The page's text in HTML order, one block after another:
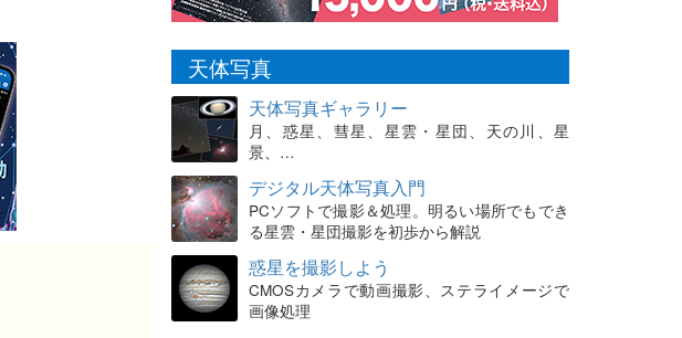
天体写真
天体写真ギャラリー
月、惑星、彗星、星雲・星団、天の川、星
景、…
デジタル天体写真入門
PCソフトで撮影＆処理。明るい場所でもでき
る星雲・星団撮影を初歩から解説
惑星を撮影しよう
CMOSカメラで動画撮影、ステライメージで
画像処理